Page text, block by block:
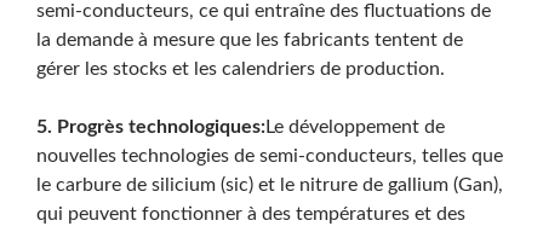
semi-conducteurs, ce qui entraîne des fluctuations de
la demande à mesure que les fabricants tentent de
gérer les stocks et les calendriers de production.
5. Progrès technologiques:Le développement de
nouvelles technologies de semi-conducteurs, telles que
le carbure de silicium (sic) et le nitrure de gallium (Gan),
qui peuvent fonctionner à des températures et des